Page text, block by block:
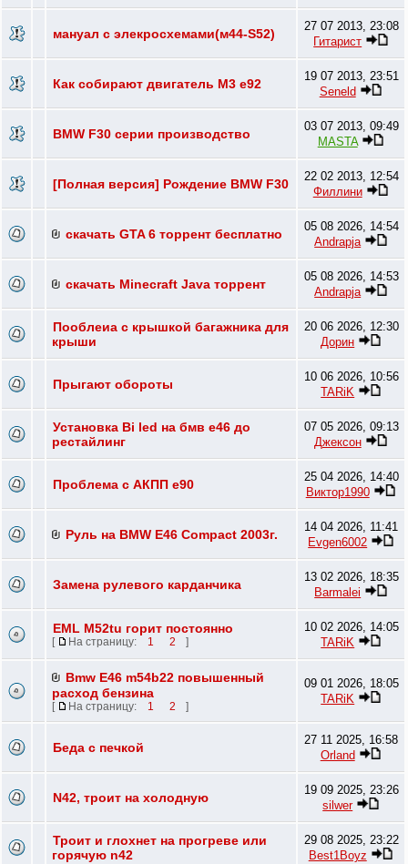
мануал с элекросхемами(м44-S52)
27 07 2013, 23:08
Гитарист
Как собирают двигатель М3 е92
19 07 2013, 23:51
Seneld
BMW F30 серии производство
03 07 2013, 09:49
MASTA
[Полная версия] Рождение BMW F30
22 02 2013, 12:54
Филлини
скачать GTA 6 торрент бесплатно
05 08 2026, 14:54
Andrapja
скачать Minecraft Java торрент
05 08 2026, 14:53
Andrapja
Пооблеиа с крышкой багажника для
крыши
20 06 2026, 12:30
Дорин
Прыгают обороты
10 06 2026, 10:56
TARiK
Установка Bi led на бмв е46 до
рестайлинг
07 05 2026, 09:13
Джексон
Проблема с АКПП e90
25 04 2026, 14:40
Виктор1990
Руль на BMW E46 Compact 2003г.
14 04 2026, 11:41
Evgen6002
Замена рулевого карданчика
13 02 2026, 18:35
Barmalei
EML M52tu горит постоянно
[ На страницу: 1 2 ]
10 02 2026, 14:05
TARiK
Bmw E46 m54b22 повышенный
расход бензина
[ На страницу: 1 2 ]
09 01 2026, 18:05
TARiK
Беда с печкой
27 11 2025, 16:58
Orland
N42, троит на холодную
19 09 2025, 23:26
silwer
Троит и глохнет на прогреве или
горячую n42
29 08 2025, 23:22
Best1Boyz